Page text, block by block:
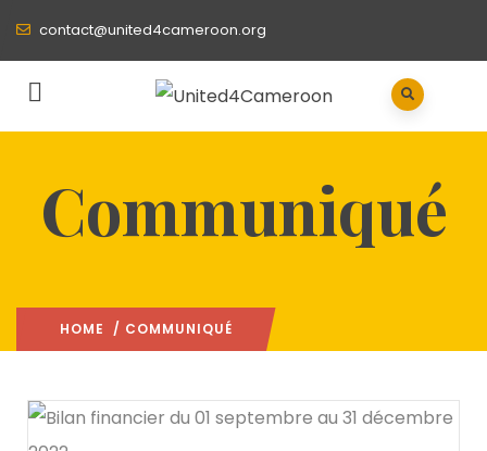
contact@united4cameroon.org
Communiqué
HOME / COMMUNIQUÉ